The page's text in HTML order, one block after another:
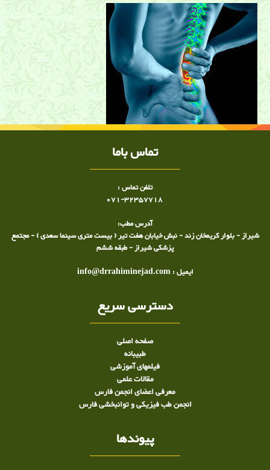
تماس باما
تلفن تماس :
071-32357718
آدرس مطب:
شیراز - بلوار کریمخان زند - نبش خیابان هفت تیر ( بیست متری سینما سعدی ) - مجتمع
پزشکی شیراز - طبقه ششم
ایمیل : info@drrahiminejad.com
دسترسی سریع
صفحه اصلی
طبيبانه
فیلمهای آموزشی
مقالات علمی
معرفی اعضای انجمن فارس
انجمن طب فیزیکی و توانبخشی فارس
پیوندها